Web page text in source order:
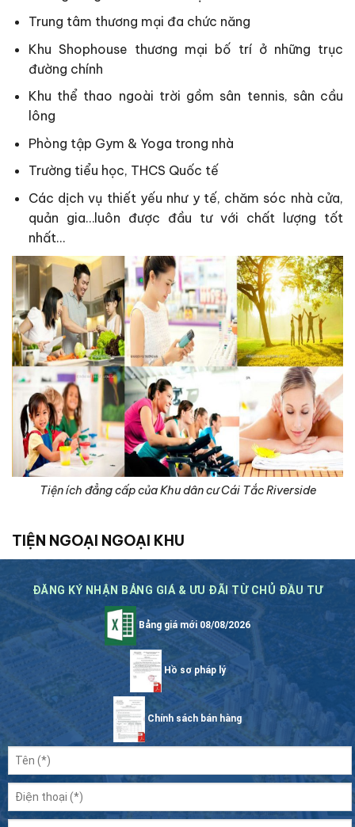
Trung tâm thương mại đa chức năng
Khu Shophouse thương mại bố trí ở những trục
đường chính
Khu thể thao ngoài trời gồm sân tennis, sân cầu
lông
Phòng tập Gym & Yoga trong nhà
Trường tiểu học, THCS Quốc tế
Các dịch vụ thiết yếu như y tế, chăm sóc nhà cửa,
quản gia…luôn được đầu tư với chất lượng tốt
nhất…
Tiện ích đẳng cấp của Khu dân cư Cái Tắc Riverside
TIỆN NGOẠI NGOẠI KHU
ĐĂNG KÝ NHẬN BẢNG GIÁ & ƯU ĐÃI TỪ CHỦ ĐẦU TƯ
Bảng giá mới 08/08/2026
Hồ sơ pháp lý
Chính sách bán hàng